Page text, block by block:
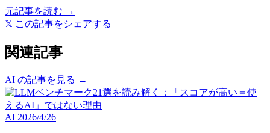
元記事を読む →
𝕏 この記事をシェアする
関連記事
AI の記事を見る →
AI 2026/4/26